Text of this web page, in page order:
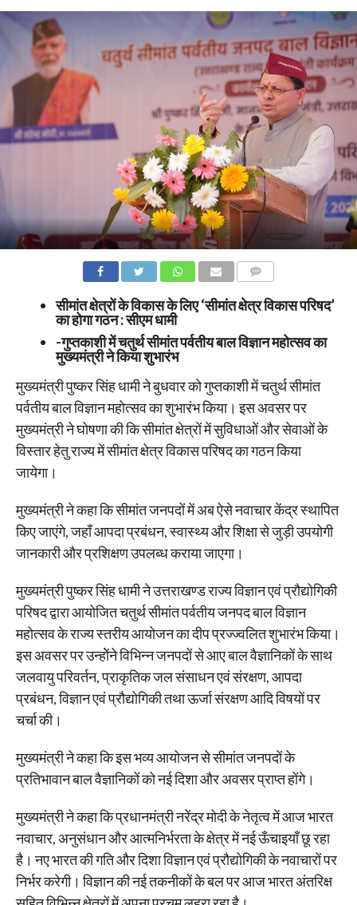
सीमांत क्षेत्रों के विकास के लिए ‘सीमांत क्षेत्र विकास परिषद’
का होगा गठन : सीएम धामी
-गुप्तकाशी में चतुर्थ सीमांत पर्वतीय बाल विज्ञान महोत्सव का
मुख्यमंत्री ने किया शुभारंभ
मुख्यमंत्री पुष्कर सिंह धामी ने बुधवार को गुप्तकाशी में चतुर्थ सीमांत
पर्वतीय बाल विज्ञान महोत्सव का शुभारंभ किया। इस अवसर पर
मुख्यमंत्री ने घोषणा की कि सीमांत क्षेत्रों में सुविधाओं और सेवाओं के
विस्तार हेतु राज्य में सीमांत क्षेत्र विकास परिषद का गठन किया
जायेगा।
मुख्यमंत्री ने कहा कि सीमांत जनपदों में अब ऐसे नवाचार केंद्र स्थापित
किए जाएंगे, जहाँ आपदा प्रबंधन, स्वास्थ्य और शिक्षा से जुड़ी उपयोगी
जानकारी और प्रशिक्षण उपलब्ध कराया जाएगा।
मुख्यमंत्री पुष्कर सिंह धामी ने उत्तराखण्ड राज्य विज्ञान एवं प्रौद्योगिकी
परिषद द्वारा आयोजित चतुर्थ सीमांत पर्वतीय जनपद बाल विज्ञान
महोत्सव के राज्य स्तरीय आयोजन का दीप प्रज्ज्वलित शुभारंभ किया।
इस अवसर पर उन्होेंने विभिन्न जनपदों से आए बाल वैज्ञानिकों के साथ
जलवायु परिवर्तन, प्राकृतिक जल संसाधन एवं संरक्षण, आपदा
प्रबंधन, विज्ञान एवं प्रौद्योगिकी तथा ऊर्जा संरक्षण आदि विषयों पर
चर्चा की।
मुख्यमंत्री ने कहा कि इस भव्य आयोजन से सीमांत जनपदों के
प्रतिभावान बाल वैज्ञानिकों को नई दिशा और अवसर प्राप्त होंगे।
मुख्यमंत्री ने कहा कि प्रधानमंत्री नरेंद्र मोदी के नेतृत्व में आज भारत
नवाचार, अनुसंधान और आत्मनिर्भरता के क्षेत्र में नई ऊँचाइयाँ छू रहा
है। नए भारत की गति और दिशा विज्ञान एवं प्रौद्योगिकी के नवाचारों पर
निर्भर करेगी। विज्ञान की नई तकनीकों के बल पर आज भारत अंतरिक्ष